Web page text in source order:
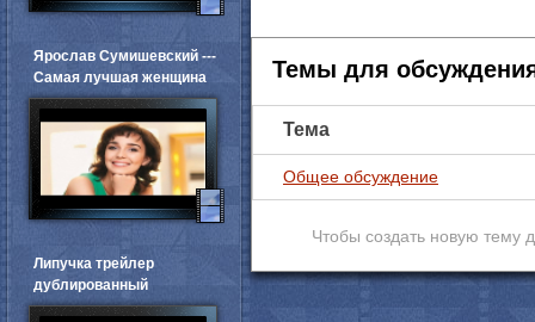
Темы для
Тема
Общее обсуждение
Чтобы создать новую тему
Ярослав Сумишевский ---
Самая лучшая женщина
Липучка трейлер
дублированный